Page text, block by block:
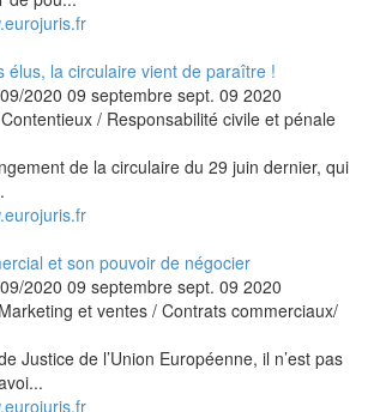
élus, la circulaire vient de paraître !
2020 09 septembre sept. 09 2020
Contentieux / Responsabilité civile et pénale
de la circulaire du 29 juin dernier, qui
et son pouvoir de négocier
2020 09 septembre sept. 09 2020
Marketing et ventes / Contrats commerciaux/
Justice de l’Union Européenne, il n’est pas